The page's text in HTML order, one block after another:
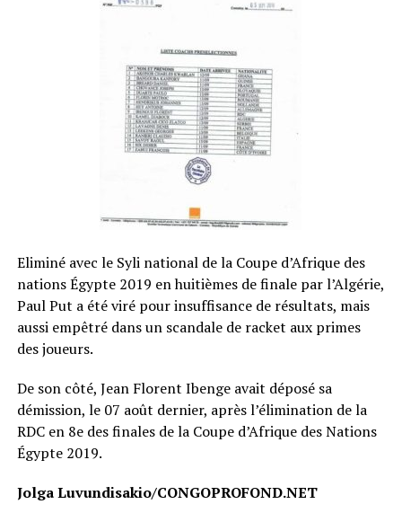
Eliminé avec le Syli national de la Coupe d’Afrique des
nations Égypte 2019 en huitièmes de finale par l’Algérie,
Paul Put a été viré pour insuffisance de résultats, mais
aussi empêtré dans un scandale de racket aux primes
des joueurs.
De son côté, Jean Florent Ibenge avait déposé sa
démission, le 07 août dernier, après l’élimination de la
RDC en 8e des finales de la Coupe d’Afrique des Nations
Égypte 2019.
Jolga Luvundisakio/CONGOPROFOND.NET